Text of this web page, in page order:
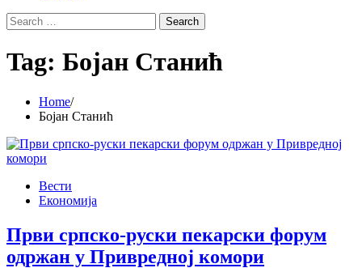
Search
for:
Tag: Бојан Станић
Home
Бојан Станић
Вести
Економија
Први српско-руски пекарски форум
одржан у Привредној комори